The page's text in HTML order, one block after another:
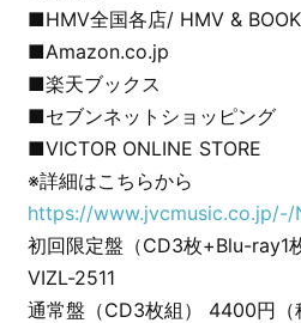
■HMV全国各店/ HMV &
■Amazon.co.jp
■楽天ブックス
■セブンネットショッピング
■VICTOR ONLINE STORE
※詳細はこちらから
https://www.jvcmusic.co.jp/-/
初回限定盤（CD3枚+Blu-ray1
VIZL-2511
通常盤（CD3枚組） 4400円